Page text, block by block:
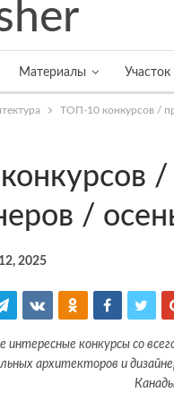
Материалы Участок
ТОП-10 конкурсов /
/
2025
интересные конкурсы со
архитекторов и